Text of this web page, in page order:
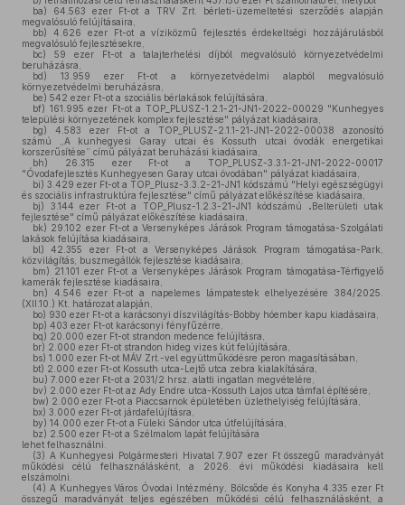
ba) 64.563 ezer Ft-ot a TRV Zrt. bérleti-üzemeltetési szerződés alapján
megvalósuló felújításaira,
bb) 4.626 ezer Ft-ot a víziközmű fejlesztés érdekeltségi hozzájárulásból
megvalósuló fejlesztésekre,
bc) 59 ezer Ft-ot a talajterhelési díjból megvalósuló környezetvédelmi
beruházásra,
bd) 13.959 ezer Ft-ot a környezetvédelmi alapból megvalósuló
környezetvédelmi beruházásra,
be) 542 ezer Ft-ot a szociális bérlakások felújítására,
bf) 161.995 ezer Ft-ot a TOP_PLUSZ-1.2.1-21-JN1-2022-00029 "Kunhegyes
települési környezetének komplex fejlesztése" pályázat kiadásaira,
bg) 4.583 ezer Ft-ot a TOP_PLUSZ-2.1.1-21-JN1-2022-00038 azonosító
számú „A kunhegyesi Garay utcai és Kossuth utcai óvodák energetikai
korszerűsítése” című pályázat beruházási kiadásaira,
bh) 26.315 ezer Ft-ot a TOP_PLUSZ-3.3.1-21-JN1-2022-00017
"Óvodafejlesztés Kunhegyesen Garay utcai óvodában" pályázat kiadásaira,
bi) 3.429 ezer Ft-ot a TOP_Plusz-3.3.2-21-JN1 kódszámú "Helyi egészségügyi
és szociális infrastruktúra fejlesztése" című pályázat előkészítése kiadásaira,
bj) 3.144 ezer Ft-ot a TOP_Plusz-1.2.3-21-JN1 kódszámú " Belterületi utak
fejlesztése" című pályázat előkészítése kiadásaira,
bk) 29.102 ezer Ft-ot a Versenyképes Járások Program támogatása-Szolgálati
lakások felújítása kiadásaira,
bl) 42.355 ezer Ft-ot a Versenyképes Járások Program támogatása-Park,
közvilágítás, buszmegállók fejlesztése kiadásaira,
bm) 21.101 ezer Ft-ot a Versenyképes Járások Program támogatása-Térfigyelő
kamerák fejlesztése kiadásaira,
bn) 4.546 ezer Ft-ot a napelemes lámpatestek elhelyezésére 384/2025.
(XII.10.) Kt. határozat alapján,
bo) 930 ezer Ft-ot a karácsonyi díszvilágítás-Bobby hóember kapu kiadásaira,
bp) 403 ezer Ft-ot karácsonyi fényfűzérre,
bq) 20.000 ezer Ft-ot strandon medence felújításra,
br) 2.000 ezer Ft-ot strandon hideg vizes kút felújítására,
bs) 1.000 ezer Ft-ot MÁV Zrt.-vel együttműködésre peron magasításában,
bt) 2.000 ezer Ft-ot Kossuth utca-Lejtő utca zebra kialakítására,
bu) 7.000 ezer Ft-ot a 2031/2 hrsz. alatti ingatlan megvételére,
bv) 2.000 ezer Ft-ot az Ady Endre utca-Kossuth Lajos utca támfal építésére,
bw) 2.000 ezer Ft-ot a Piaccsarnok épületében üzlethelyiség felújítására,
bx) 3.000 ezer Ft-ot járdafelújításra,
by) 14.000 ezer Ft-ot a Füleki Sándor utca útfelújítására,
bz) 2.500 ezer Ft-ot a Szélmalom lapát felújítására
lehet felhasználni.
(3) A Kunhegyesi Polgármesteri Hivatal 7.907 ezer Ft összegű maradványát
működési célú felhasználásként, a 2026. évi működési kiadásaira kell
elszámolni.
(4) A Kunhegyes Város Óvodai Intézmény, Bölcsőde és Konyha 4.335 ezer Ft
összegű maradványát teljes egészében működési célú felhasználásként, a